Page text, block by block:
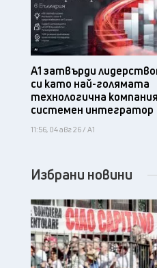
А1 затвърди
си като най-голямата
технологична
системен интегратор
11:56, 04 авг 26 / А1
Избрани новини